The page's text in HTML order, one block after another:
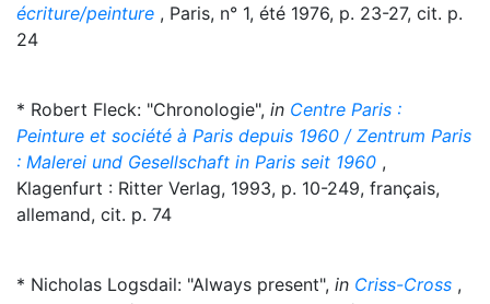
écriture/peinture , Paris, n° 1, été 1976, p. 23-27, cit. p.
24
* Robert Fleck: "Chronologie", in Centre Paris :
Peinture et société à Paris depuis 1960 / Zentrum Paris
: Malerei und Gesellschaft in Paris seit 1960 ,
Klagenfurt : Ritter Verlag, 1993, p. 10-249, français,
allemand, cit. p. 74
* Nicholas Logsdail: "Always present", in Criss-Cross ,